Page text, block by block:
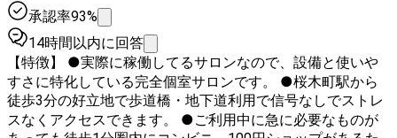
承認率93%
14時間以内に回答
【特徴】 ●実際に稼働してるサロンなので、設備と使いや
すさに特化している完全個室サロンです。 ●桜木町駅から
徒歩3分の好立地で歩道橋・地下道利用で信号なしでストレ
スなくアクセスできます。 ●ご利用中に急に必要なものが